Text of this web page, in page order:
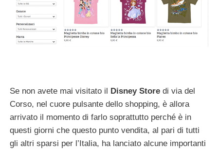
Se non avete mai visitato il Disney Store di via del
Corso, nel cuore pulsante dello shopping, è allora
arrivato il momento di farlo soprattutto perché è in
questi giorni che questo punto vendita, al pari di tutti
gli altri sparsi per l’Italia, ha lanciato alcune importanti